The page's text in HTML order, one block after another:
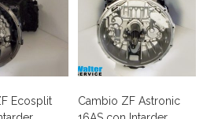
Ecosplit
Cambio ZF Astronic